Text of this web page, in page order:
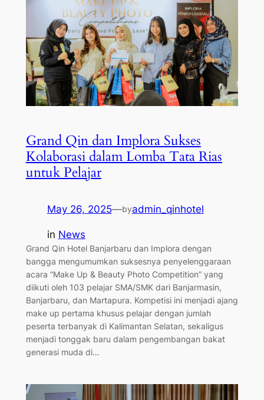
Grand Qin dan Implora Sukses
Kolaborasi dalam Lomba Tata Rias
untuk Pelajar
May 26, 2025—byadmin_qinhotel
in News
Grand Qin Hotel Banjarbaru dan Implora dengan
bangga mengumumkan suksesnya penyelenggaraan
acara “Make Up & Beauty Photo Competition” yang
diikuti oleh 103 pelajar SMA/SMK dari Banjarmasin,
Banjarbaru, dan Martapura. Kompetisi ini menjadi ajang
make up pertama khusus pelajar dengan jumlah
peserta terbanyak di Kalimantan Selatan, sekaligus
menjadi tonggak baru dalam pengembangan bakat
generasi muda di…